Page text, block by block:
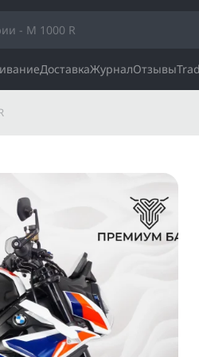
ДоставкаЖурналОтзывы